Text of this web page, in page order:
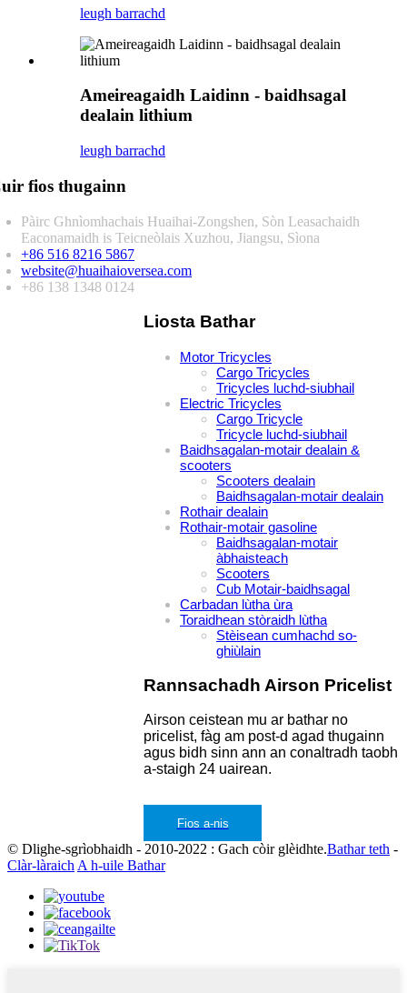
leugh barrachd
Ameireagaidh Laidinn - baidhsagal
dealain lithium
leugh barrachd
fios thugainn
Pàirc Ghnìomhachais Huaihai-Zongshen, Sòn Leasachaidh
Eaconamaidh is Teicneòlais Xuzhou, Jiangsu, Sìona
+86 516 8216 5867
website@huaihaioversea.com
+86 138 1348 0124
Liosta Bathar
Motor Tricycles
Cargo Tricycles
Tricycles luchd-siubhail
Electric Tricycles
Cargo Tricycle
Tricycle luchd-siubhail
Baidhsagalan-motair dealain &
scooters
Scooters dealain
Baidhsagalan-motair dealain
Rothair dealain
Rothair-motair gasoline
Baidhsagalan-motair
àbhaisteach
Scooters
Cub Motair-baidhsagal
Carbadan lùtha ùra
Toraidhean stòraidh lùtha
Stèisean cumhachd so-
ghiùlain
Rannsachadh Airson Pricelist
Airson ceistean mu ar bathar no
pricelist, fàg am post-d agad thugainn
agus bidh sinn ann an conaltradh taobh
a-staigh 24 uairean.
Fios a-nis
© Dlighe-sgrìobhaidh - 2010-2022 : Gach còir glèidhte.Bathar teth -
Clàr-làraichA h-uile Bathar